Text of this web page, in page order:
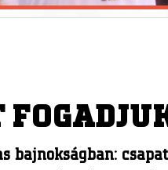
bajnokságban: